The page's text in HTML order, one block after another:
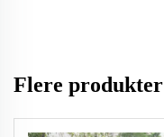
Flere produkter